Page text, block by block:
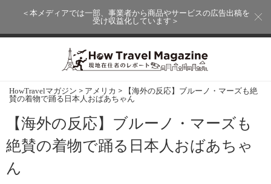
＜本メディアでは一部、事業者から商品やサービスの広告出稿を
受け収益化しています＞
HowTravelマガジン > アメリカ >
【海外の反応】ブルーノ・マーズも絶
賛の着物で踊る日本人おばあちゃん
【海外の反応】ブルーノ・マーズも
絶賛の着物で踊る日本人おばあちゃ
ん